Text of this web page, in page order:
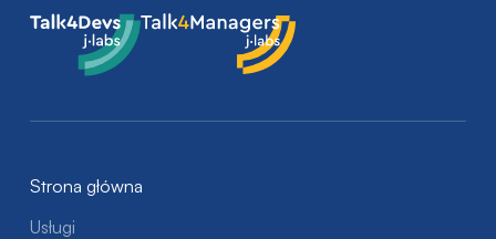
Talk4Devs
Talk4Managers
Strona główna
Usługi